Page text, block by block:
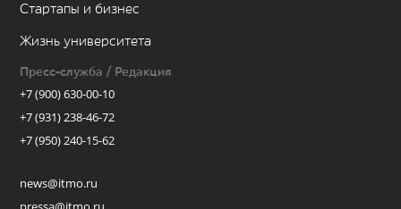
Стартапы и бизнес
Жизнь университета
Пресс-служба / Редакция
+7 (900) 630-00-10
+7 (931) 238-46-72
+7 (950) 240-15-62
news@itmo.ru